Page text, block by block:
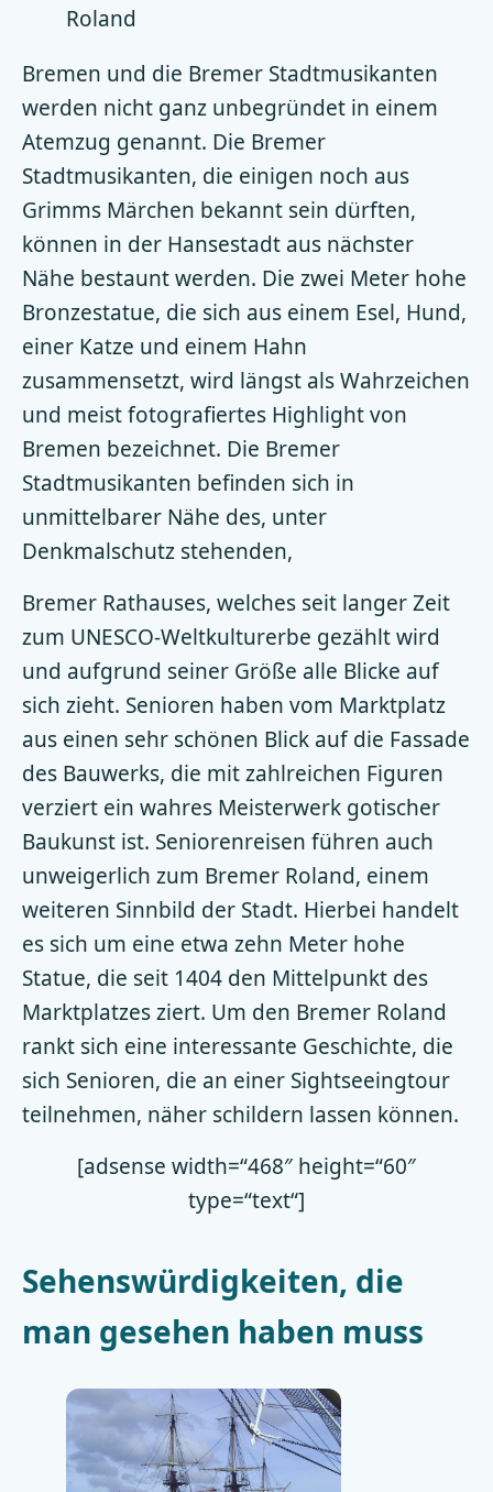
Roland
Bremen und die Bremer Stadtmusikanten
werden nicht ganz unbegründet in einem
Atemzug genannt. Die Bremer
Stadtmusikanten, die einigen noch aus
Grimms Märchen bekannt sein dürften,
können in der Hansestadt aus nächster
Nähe bestaunt werden. Die zwei Meter hohe
Bronzestatue, die sich aus einem Esel, Hund,
einer Katze und einem Hahn
zusammensetzt, wird längst als Wahrzeichen
und meist fotografiertes Highlight von
Bremen bezeichnet. Die Bremer
Stadtmusikanten befinden sich in
unmittelbarer Nähe des, unter
Denkmalschutz stehenden,
Bremer Rathauses, welches seit langer Zeit
zum UNESCO-Weltkulturerbe gezählt wird
und aufgrund seiner Größe alle Blicke auf
sich zieht. Senioren haben vom Marktplatz
aus einen sehr schönen Blick auf die Fassade
des Bauwerks, die mit zahlreichen Figuren
verziert ein wahres Meisterwerk gotischer
Baukunst ist. Seniorenreisen führen auch
unweigerlich zum Bremer Roland, einem
weiteren Sinnbild der Stadt. Hierbei handelt
es sich um eine etwa zehn Meter hohe
Statue, die seit 1404 den Mittelpunkt des
Marktplatzes ziert. Um den Bremer Roland
rankt sich eine interessante Geschichte, die
sich Senioren, die an einer Sightseeingtour
teilnehmen, näher schildern lassen können.
[adsense width=“468″ height=“60″
type=“text“]
Sehenswürdigkeiten, die
man gesehen haben muss